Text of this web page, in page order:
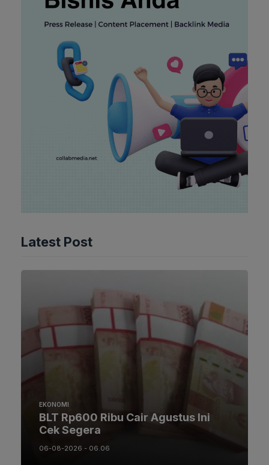
Latest Post
EKONOMI
BLT Rp600 Ribu Cair Agustus Ini
Cek Segera
06-08-2026 - 06.06